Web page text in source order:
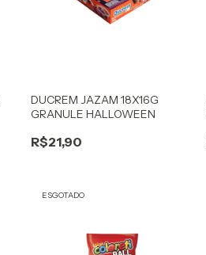
DUCREM JAZAM 18X16G
GRANULE HALLOWEEN
R$21,90
ESGOTADO